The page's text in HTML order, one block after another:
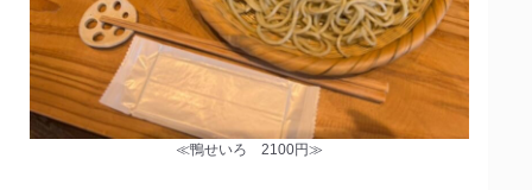
≪鴨せいろ 2100円≫